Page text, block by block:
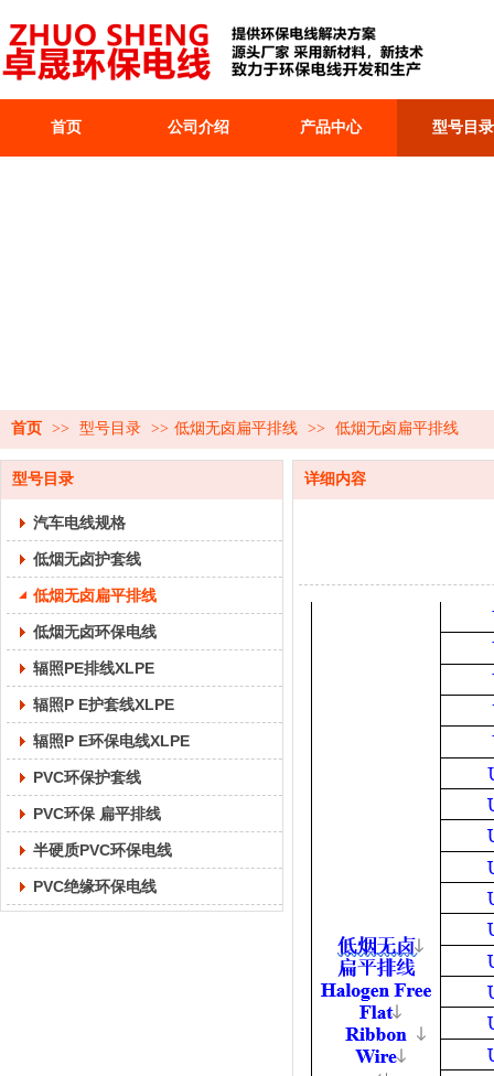
首页 公司介绍 产品中心 型号目录
首页 >> 型号目录 >> 低烟无卤扁平排线 >> 低烟无卤扁平排线
型号目录
汽车电线规格
低烟无卤护套线
低烟无卤扁平排线
低烟无卤环保电线
辐照PE排线XLPE
辐照P E护套线XLPE
辐照P E环保电线XLPE
PVC环保护套线
PVC环保 扁平排线
半硬质PVC环保电线
PVC绝缘环保电线
详细内容